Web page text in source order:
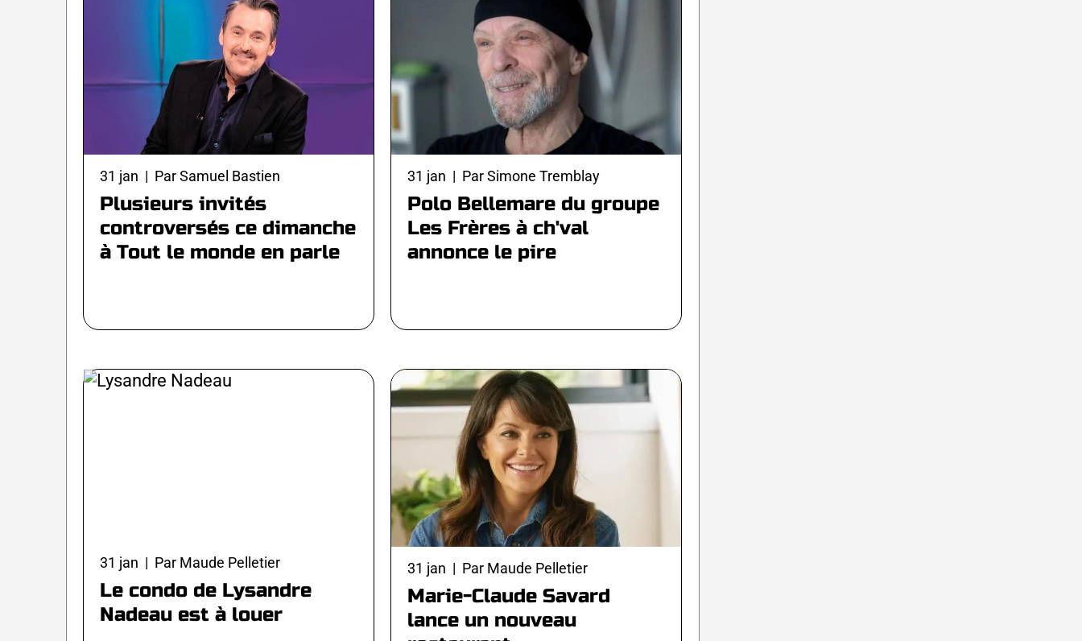
31 jan | Par Samuel Bastien
Plusieurs invités
controversés ce dimanche
à Tout le monde en parle
31 jan | Par Simone Tremblay
Polo Bellemare du groupe
Les Frères à ch'val
annonce le pire
31 jan | Par Maude Pelletier
Le condo de Lysandre
Nadeau est à louer
31 jan | Par Maude Pelletier
Marie-Claude Savard
lance un nouveau